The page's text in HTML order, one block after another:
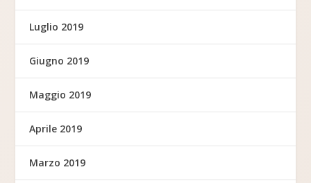
Luglio 2019
Giugno 2019
Maggio 2019
Aprile 2019
Marzo 2019